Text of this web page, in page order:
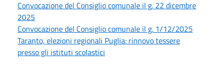
Convocazione del Consiglio comunale il g. 22 dicembre
2025
Convocazione del Consiglio comunale il g. 1/12/2025
Taranto, elezioni regionali Puglia: rinnovo tessere
presso gli istituti scolastici